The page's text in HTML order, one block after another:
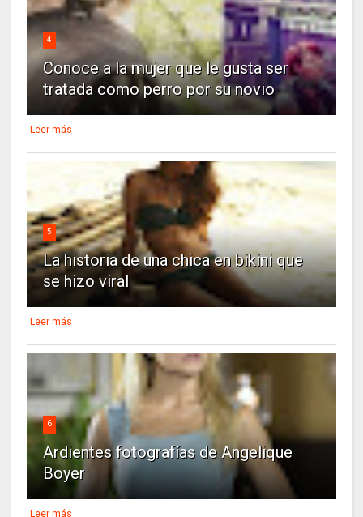
4
Conoce a la mujer que le gusta ser
tratada como perro por su novio
Leer más
5
La historia de una chica en bikini que
se hizo viral
Leer más
6
Ardientes fotografías de Angelique
Boyer
Leer más